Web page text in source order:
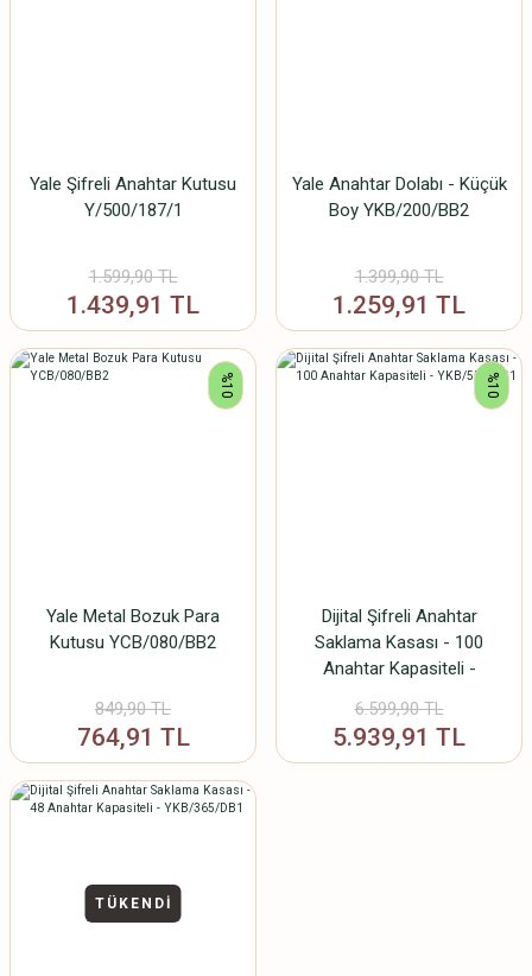
Yale Şifreli Anahtar Kutusu
Y/500/187/1
1.599,90 TL
1.439,91 TL
Yale Anahtar Dolabı - Küçük
Boy YKB/200/BB2
1.399,90 TL
1.259,91 TL
%10
Yale Metal Bozuk Para
Kutusu YCB/080/BB2
849,90 TL
764,91 TL
%10
Dijital Şifreli Anahtar
Saklama Kasası - 100
Anahtar Kapasiteli -
6.599,90 TL
5.939,91 TL
TÜKENDİ